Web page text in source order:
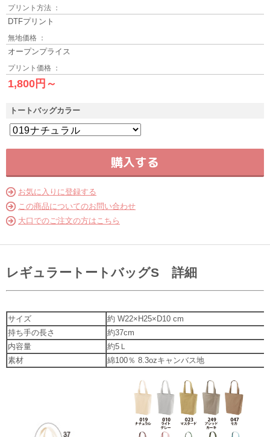
プリント方法 ：
DTFプリント
無地価格 ：
オープンプライス
プリント価格 ：
1,800円～
トートバッグカラー
お気に入りに登録する
この商品についてのお問い合わせ
大口でのご注文の方はこちら
レギュラートートバッグS 詳細
サイズ
約 W22×H25×D10 cm
持ち手の長さ
約37cm
内容量
約5Ｌ
素材
綿100％ 8.3ozキャンバス地